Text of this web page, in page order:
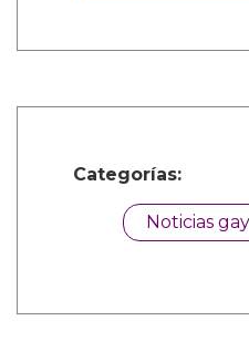
Categorías:
Noticias gay